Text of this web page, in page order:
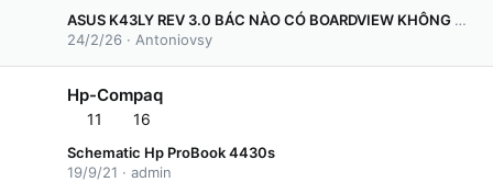
ASUS K43LY REV 3.0 BÁC NÀO CÓ BOARDVIEW KHÔNG CHO EM XIN VỚI Ạ, MANY THANKS
24/2/26
Antoniovsy
Hp-Compaq
11 16
Schematic Hp ProBook 4430s
19/9/21
admin